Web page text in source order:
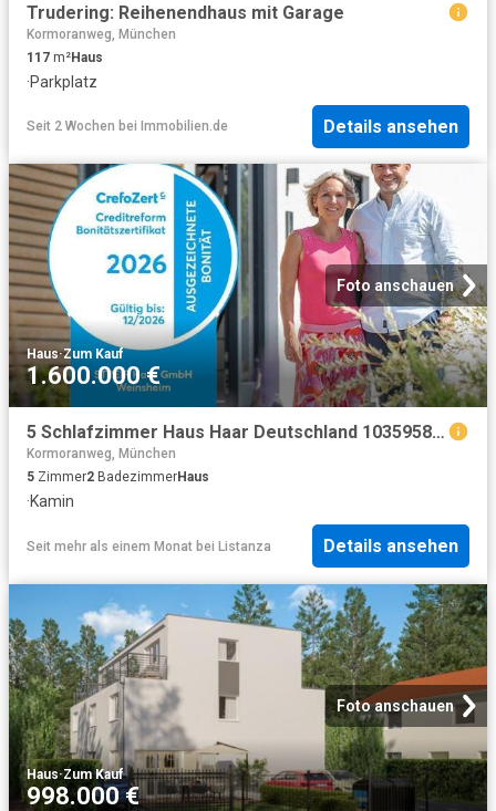
Trudering: Reihenendhaus mit Garage
Kormoranweg, München
117 m²Haus
·Parkplatz
Seit 2 Wochen bei Immobilien.de Details ansehen
Foto anschauen
Haus·Zum Kauf
1.600.000 €
5 Schlafzimmer Haus Haar Deutschland 103595828
Kormoranweg, München
5 Zimmer2 BadezimmerHaus
·Kamin
Seit mehr als einem Monat bei Listanza Details ansehen
Foto anschauen
Haus·Zum Kauf
998.000 €